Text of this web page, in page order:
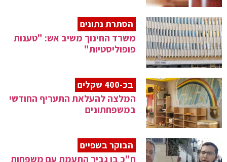
הסתרת נתונים
משרד החינוך משיב אש: "טענות
פופוליסטיות"
בכ-400 שקלים
המלצה להעלאת התעריף החודשי
במשפחתונים
הבוקר בשפיים
ח"כ בן גביר התעמת עם משפחות